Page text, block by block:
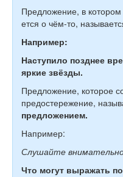
Пред­ло­же­ние, в
ется о чём-то,
Например:
Наступило позднее
яркие звёзды.
Предложение, которое
предостережение,
предложением.
Например:
Слушайте
Что могут выражать